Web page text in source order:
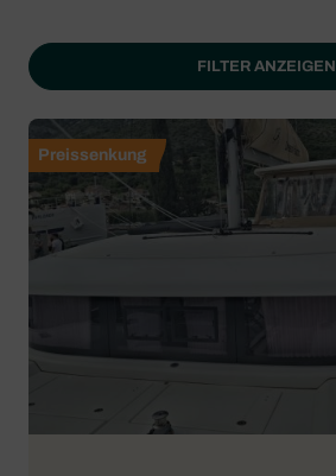
FILTER ANZEIGEN
Preissenkung